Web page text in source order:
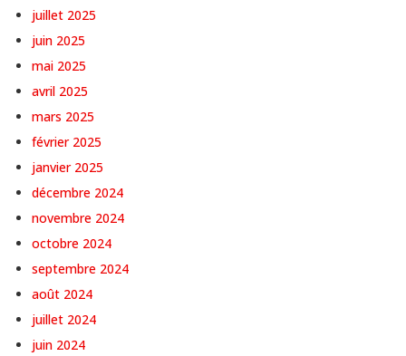
juillet 2025
juin 2025
mai 2025
avril 2025
mars 2025
février 2025
janvier 2025
décembre 2024
novembre 2024
octobre 2024
septembre 2024
août 2024
juillet 2024
juin 2024